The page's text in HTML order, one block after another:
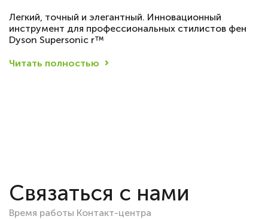
Легкий, точный и элегантный. Инновационный
инструмент для профессиональных стилистов фен
Dyson Supersonic r™
Читать полностью
Связаться с нами
Время работы Контакт-центра